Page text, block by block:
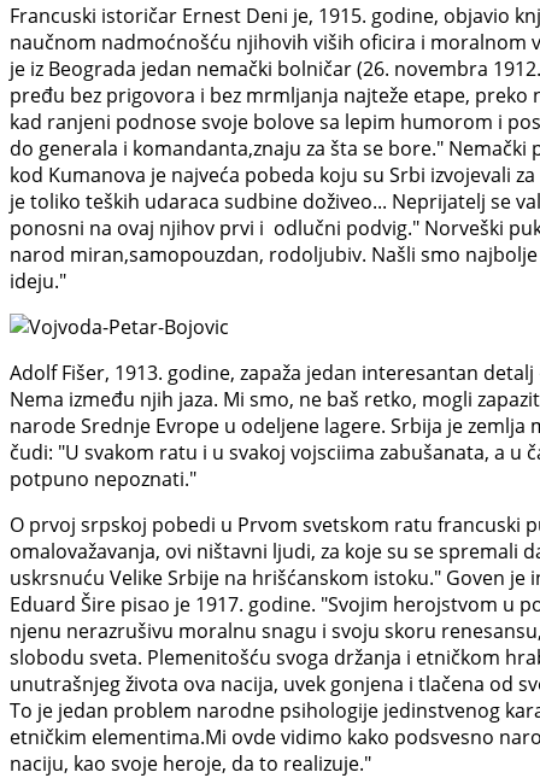
Francuski istoričar Ernest Deni je, 1915. godine, objavio
naučnom nadmoćnošću njihovih viših oficira i moralnom
je iz Beograda jedan nemački bolničar (26. novembra
pređu bez prigovora i bez mrmljanja najteže etape,
kad ranjeni podnose svoje bolove sa lepim humorom i
do generala i komandanta,znaju za šta se bore."
kod Kumanova je najveća pobeda koju su Srbi izvojevali
je toliko teških udaraca sudbine doživeo... Neprijatelj se
ponosni na ovaj njihov prvi i odlučni podvig." Norveški
narod miran,samopouzdan, rodoljubiv. Našli smo
ideju."
Adolf Fišer, 1913. godine, zapaža jedan interesantan
Nema između njih jaza. Mi smo, ne baš retko, mogli
narode Srednje Evrope u odeljene lagere. Srbija je
čudi: "U svakom ratu i u svakoj vojsciima zabušanata, a
potpuno nepoznati."
O prvoj srpskoj pobedi u Prvom svetskom ratu francuski
omalovažavanja, ovi ništavni ljudi, za koje su se spremali
uskrsnuću Velike Srbije na hrišćanskom istoku." Goven
Eduard Šire pisao je 1917. godine. "Svojim herojstvom u
njenu nerazrušivu moralnu snagu i svoju skoru
slobodu sveta. Plemenitošću svoga držanja i etničkom
unutrašnjeg života ova nacija, uvek gonjena i tlačena od
To je jedan problem narodne psihologije jedinstvenog
etničkim elementima.Mi ovde vidimo kako podsvesno
naciju, kao svoje heroje, da to realizuje."